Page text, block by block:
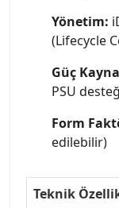
Yönetim:
(Lifecycle
Güç
PSU
Form
edilebilir)
Teknik